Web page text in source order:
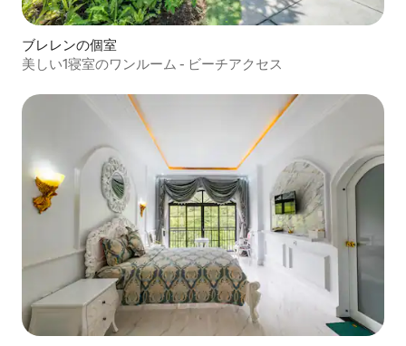
ブレレンの個室
美しい1寝室のワンルーム - ビーチアクセス